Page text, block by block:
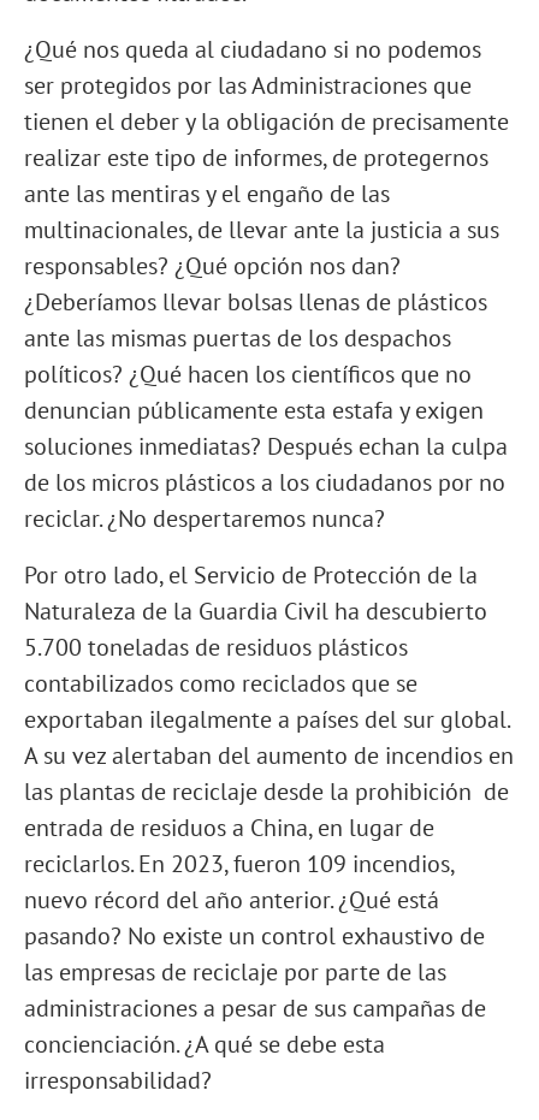
¿Qué nos queda al ciudadano si no podemos
ser protegidos por las Administraciones que
tienen el deber y la obligación de precisamente
realizar este tipo de informes, de protegernos
ante las mentiras y el engaño de las
multinacionales, de llevar ante la justicia a sus
responsables? ¿Qué opción nos dan?
¿Deberíamos llevar bolsas llenas de plásticos
ante las mismas puertas de los despachos
políticos? ¿Qué hacen los científicos que no
denuncian públicamente esta estafa y exigen
soluciones inmediatas? Después echan la culpa
de los micros plásticos a los ciudadanos por no
reciclar. ¿No despertaremos nunca?
Por otro lado, el Servicio de Protección de la
Naturaleza de la Guardia Civil ha descubierto
5.700 toneladas de residuos plásticos
contabilizados como reciclados que se
exportaban ilegalmente a países del sur global.
A su vez alertaban del aumento de incendios en
las plantas de reciclaje desde la prohibición de
entrada de residuos a China, en lugar de
reciclarlos. En 2023, fueron 109 incendios,
nuevo récord del año anterior. ¿Qué está
pasando? No existe un control exhaustivo de
las empresas de reciclaje por parte de las
administraciones a pesar de sus campañas de
concienciación. ¿A qué se debe esta
irresponsabilidad?